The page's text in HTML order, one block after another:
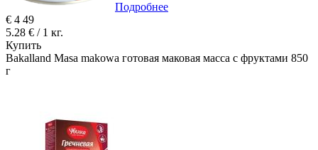
Подробнее
€ 4 49
5.28 € / 1 кг.
Купить
Bakalland Masa makowa готовая маковая масса с фруктами 850
г